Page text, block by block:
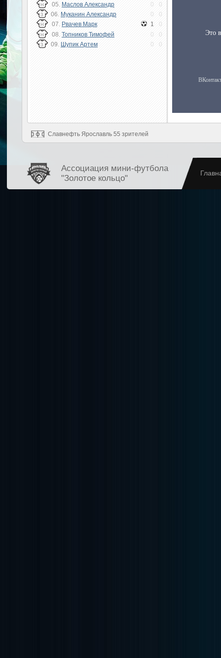
Н 05. Маслов Александр 0 0
З 06. Муканин Александр 0 0
Н 07. Рвачев Марк 1 0
Н 08. Топников Тимофей 0 0
З 09. Шупик Артем 0 0
Славнефть Ярославль 55 зрителей
Ассоциация мини-футбола
"Золотое кольцо"